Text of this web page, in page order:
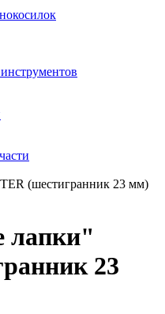
(шестигранник 23 мм)
лапки"
23